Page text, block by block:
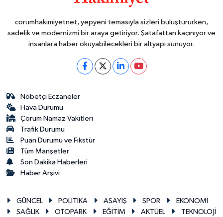
corumhakimiyetnet, yepyeni temasıyla sizleri buluştururken,
sadelik ve modernizmi bir araya getiriyor. Şatafattan kaçınıyor ve
insanlara haber okuyabilecekleri bir altyapı sunuyor.
Nöbetçi Eczaneler
Hava Durumu
Çorum Namaz Vakitleri
Trafik Durumu
Puan Durumu ve Fikstür
Tüm Manşetler
Son Dakika Haberleri
Haber Arşivi
GÜNCEL POLİTİKA ASAYİŞ SPOR
EKONOMİ
SAĞLIK
OTOPARK EĞİTİM AKTÜEL TEKNOLOJİ